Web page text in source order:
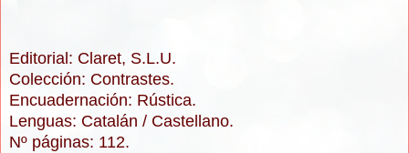
Editorial: Claret, S.L.U.
Colección: Contrastes.
Encuadernación: Rústica.
Lenguas: Catalán / Castellano.
Nº páginas: 112.